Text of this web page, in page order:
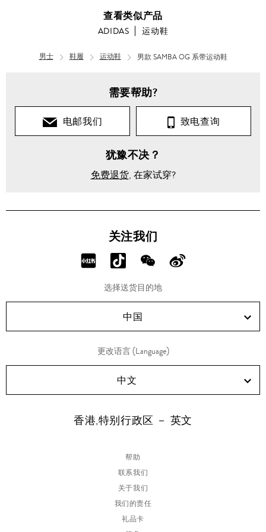
查看类似产品
ADIDAS 运动鞋
男士 鞋履 运动鞋 男款 SAMBA OG 系带运动鞋
需要帮助?
电邮我们 致电查询
犹豫不决？
免费退货, 在家试穿?
关注我们
分
RED!
分
享
Douyin!
分
享
WeChat!
分
Weibo!
选择送货目的地
中国
更改语言 (Language)
中文
香港,特别行政区 － 英文
帮助
联系我们
关于我们
我们的责任
礼品卡